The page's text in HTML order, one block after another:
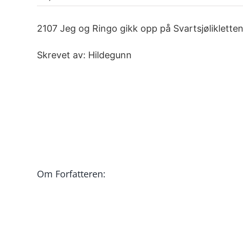
2107 Jeg og Ringo gikk opp på
Skrevet av: Hildegunn
Om Forfatteren: